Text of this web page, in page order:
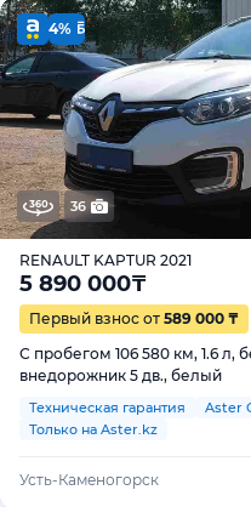
4%
36
RENAULT KAPTUR 2021
5 890 000₸
Первый взнос от 589 000 ₸
С пробегом 106 580 км, 1.6 л,
внедорожник 5 дв., белый
Техническая гарантия Aster
Только на Aster.kz
Усть-Каменогорск